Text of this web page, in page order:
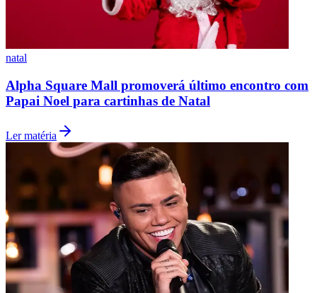
Santos
natal
Alpha Square Mall promoverá último encontro com
Papai Noel para cartinhas de Natal
Ler matéria